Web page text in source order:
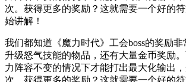
次。获得更多的奖励？这就需要一个好的
始讲解！
我们都知道《魔力时代》工会boss的奖励
升级怒气技能的物品，还有大量金币奖励
力阵容不变的情况下才能打出最大化输出
次。获得更多的奖励？这就需要一个好的